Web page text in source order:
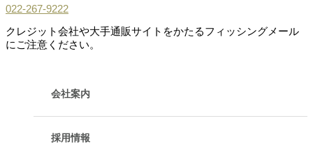
022-267-9222
クレジット会社や大手通販サイトをかたるフィッシングメール
にご注意ください。
会社案内
採用情報